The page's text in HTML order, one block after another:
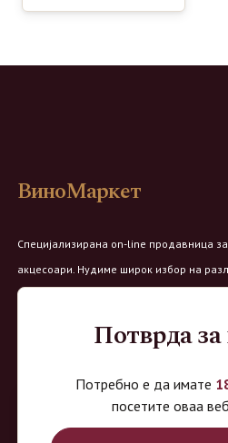
ВиноМаркет
Специјализирана on-line продавница
акцесоари. Нудиме широк избор на
домашните винарии, со избор на преку
Потврда за
Потребно е да имате
посетите оваа